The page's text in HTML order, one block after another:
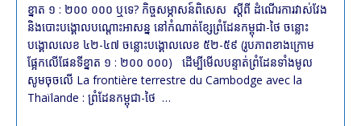
ខ្នាត ១ : ២០០ ០០០ ឬទេ? កិច្ចសម្ភាសន៍ពិសេស ស្ដីពី ដំណើរការវាស់វែង
និងបោះបង្គោលបណ្ដោះអាសន្ន នៅកំណាត់ខ្សែព្រំដែនកម្ពុជា-ថៃ ចន្លោះ
បង្គោលលេខ ៤២-៤៧ ចន្លោះបង្គោលលេខ ៥២-៥៩ (រូបភាពខាងក្រោម
ផ្អែកលើផែនទីខ្នាត ១ : ២០០ ០០០) ដើម្បីមើលបន្ទាត់ព្រំដែនទាំងមូល
សូមចុចលើ La frontière terrestre du Cambodge avec la
Thaïlande : ព្រំដែន​កម្ពុជា-ថៃ …